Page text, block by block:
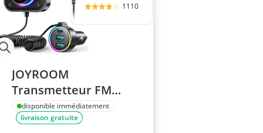
1110
JOYROOM
Transmetteur FM
Bluetooth Voiture V5.3
disponible immédiatement
livraison gratuite